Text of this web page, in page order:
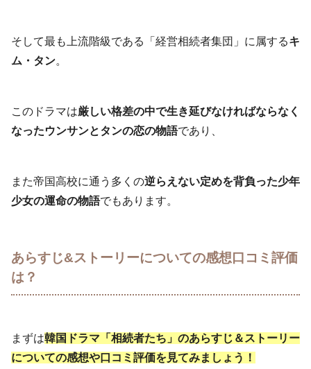
そして最も上流階級である「経営相続者集団」に属するキ
ム・タン。
このドラマは厳しい格差の中で生き延びなければならなく
なったウンサンとタンの恋の物語であり、
また帝国高校に通う多くの逆らえない定めを背負った少年
少女の運命の物語でもあります。
あらすじ&ストーリーについての感想口コミ評価
は？
まずは韓国ドラマ「相続者たち」のあらすじ＆ストーリー
についての感想や口コミ評価を見てみましょう！